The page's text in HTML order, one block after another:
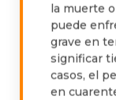
la muerte
puede
grave en
significar
casos, el
en